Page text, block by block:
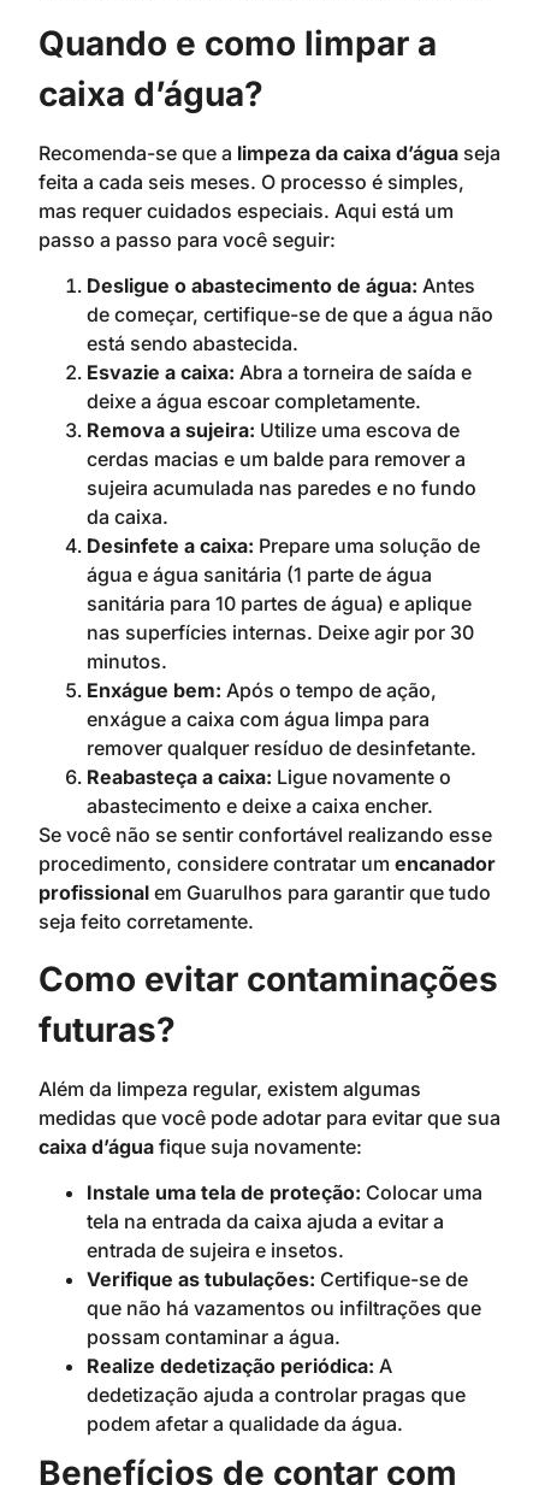
Quando e como limpar a
caixa d’água?
Recomenda-se que a limpeza da caixa d’água seja
feita a cada seis meses. O processo é simples,
mas requer cuidados especiais. Aqui está um
passo a passo para você seguir:
Desligue o abastecimento de água: Antes
de começar, certifique-se de que a água não
está sendo abastecida.
Esvazie a caixa: Abra a torneira de saída e
deixe a água escoar completamente.
Remova a sujeira: Utilize uma escova de
cerdas macias e um balde para remover a
sujeira acumulada nas paredes e no fundo
da caixa.
Desinfete a caixa: Prepare uma solução de
água e água sanitária (1 parte de água
sanitária para 10 partes de água) e aplique
nas superfícies internas. Deixe agir por 30
minutos.
Enxágue bem: Após o tempo de ação,
enxágue a caixa com água limpa para
remover qualquer resíduo de desinfetante.
Reabasteça a caixa: Ligue novamente o
abastecimento e deixe a caixa encher.
Se você não se sentir confortável realizando esse
procedimento, considere contratar um encanador
profissional em Guarulhos para garantir que tudo
seja feito corretamente.
Como evitar contaminações
futuras?
Além da limpeza regular, existem algumas
medidas que você pode adotar para evitar que sua
caixa d’água fique suja novamente:
Instale uma tela de proteção: Colocar uma
tela na entrada da caixa ajuda a evitar a
entrada de sujeira e insetos.
Verifique as tubulações: Certifique-se de
que não há vazamentos ou infiltrações que
possam contaminar a água.
Realize dedetização periódica: A
dedetização ajuda a controlar pragas que
podem afetar a qualidade da água.
Benefícios de contar com